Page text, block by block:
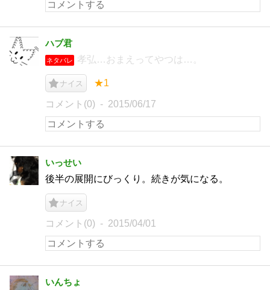
ハブ君
ネタバレ 孝弘…おまえってやつは…。
ナイス ★1
コメント(0) 2015/06/17
いっせい
後半の展開にびっくり。続きが気になる。
ナイス
コメント(0) 2015/04/01
いんちょ